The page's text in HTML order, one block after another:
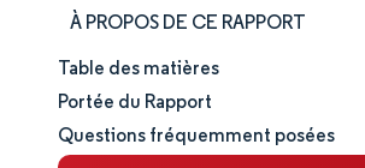
À PROPOS DE CE RAPPORT
Taille et part de marché
Analyse du marché
Table des matières
Portée du Rapport
Questions fréquemment posées